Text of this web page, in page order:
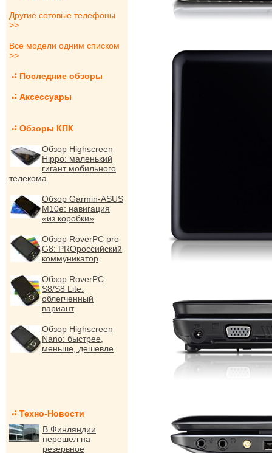
Другие сотовые телефоны
>>
Все модели одним списком
>>
Последние обзоры
Аксессуары
Обзоры КПК
Обзор Highscreen
Hippo: маленький
гигант мобильного
телекома
Обзор Garmin-ASUS
M10e: навигация
«из коробки»
Обзор RoverPC pro
G8: PROроссийский
коммуникатор
Обзор RoverPC
S8/S8 Lite:
облегченный
вариант
Обзор Highscreen
Nano: быстрее,
меньше, дешевле
Техно-Новости
В Финляндии
перешел на
резервное